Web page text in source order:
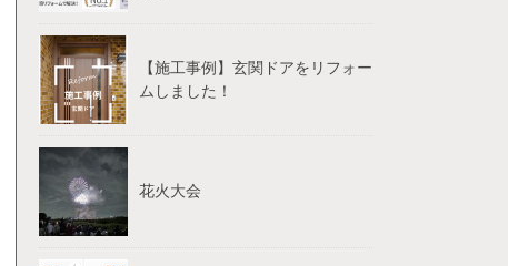
【施工事例】玄関ドアをリフォー
ムしました！
花火大会